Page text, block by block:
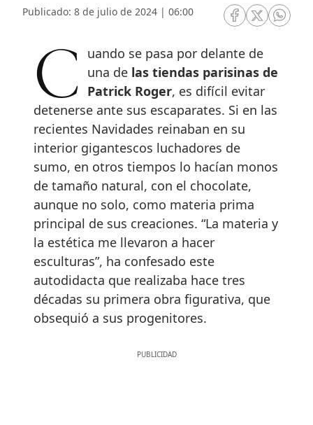
Publicado: 8 de julio de 2024 | 06:00
RRSS Facebook
RRSSRRSS
Cuando se pasa por delante de una de las tiendas parisinas de
Patrick Roger, es difícil evitar
detenerse ante sus escaparates. Si en las
recientes Navidades reinaban en su
interior gigantescos luchadores de
sumo, en otros tiempos lo hacían monos
de tamaño natural, con el chocolate,
aunque no solo, como materia prima
principal de sus creaciones. “La materia y
la estética me llevaron a hacer
esculturas”, ha confesado este
autodidacta que realizaba hace tres
décadas su primera obra figurativa, que
obsequió a sus progenitores.